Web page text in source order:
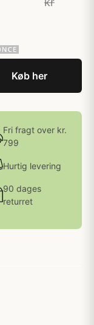
Køb her
Fri fragt over kr.
799
Hurtig levering
90 dages
returret